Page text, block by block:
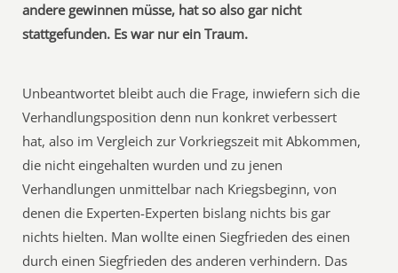
andere gewinnen müsse, hat so also gar nicht
stattgefunden. Es war nur ein Traum.
Unbeantwortet bleibt auch die Frage, inwiefern sich die
Verhandlungsposition denn nun konkret verbessert
hat, also im Vergleich zur Vorkriegszeit mit Abkommen,
die nicht eingehalten wurden und zu jenen
Verhandlungen unmittelbar nach Kriegsbeginn, von
denen die Experten-Experten bislang nichts bis gar
nichts hielten. Man wollte einen Siegfrieden des einen
durch einen Siegfrieden des anderen verhindern. Das